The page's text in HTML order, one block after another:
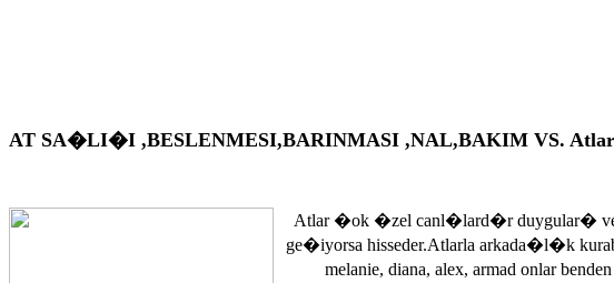
AT SA�LI�I ,BESLENMESI,BARINMASI ,NAL,BAKIM VS.
Atlar �ok �zel canl�lard�r duygular�
ge�iyorsa hisseder.Atlarla arkada�l�k
melanie, diana, alex, armad onlar